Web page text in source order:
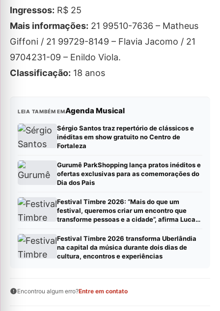
Ingressos: R$ 25
Mais informações: 21 99510-7636 – Matheus
Giffoni / 21 99729-8149 – Flavia Jacomo / 21
9704231-09 – Enildo Viola.
Classificação: 18 anos
LEIA TAMBÉM EMAgenda Musical
Sérgio Santos traz repertório de clássicos e
inéditas em show gratuito no Centro de
Fortaleza
Gurumê ParkShopping lança pratos inéditos e
ofertas exclusivas para as comemorações do
Dia dos Pais
Festival Timbre 2026: “Mais do que um
festival, queremos criar um encontro que
transforme pessoas e a cidade”, afirma Lucas
Festival Timbre 2026 transforma Uberlândia
na capital da música durante dois dias de
cultura, encontros e experiências
Encontrou algum erro?Entre em contato